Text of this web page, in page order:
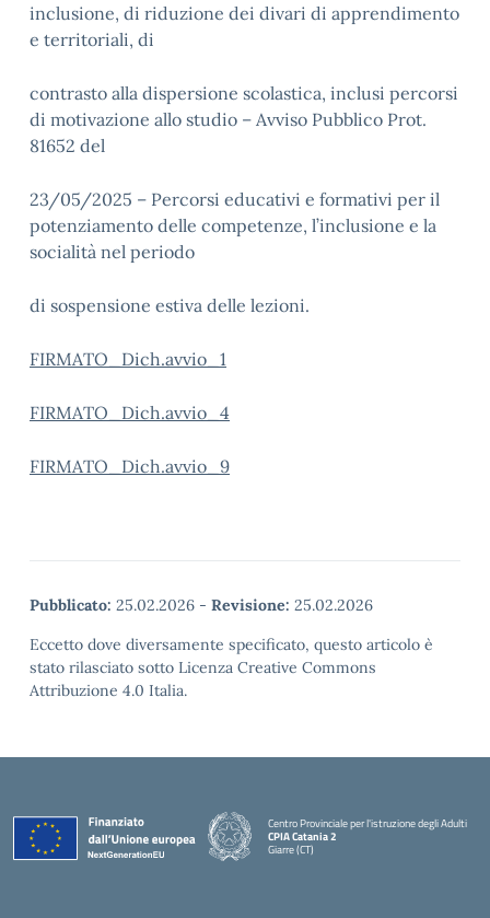
inclusione, di riduzione dei divari di apprendimento
e territoriali, di
contrasto alla dispersione scolastica, inclusi percorsi
di motivazione allo studio – Avviso Pubblico Prot.
81652 del
23/05/2025 – Percorsi educativi e formativi per il
potenziamento delle competenze, l’inclusione e la
socialità nel periodo
di sospensione estiva delle lezioni.
FIRMATO_Dich.avvio_1
FIRMATO_Dich.avvio_4
FIRMATO_Dich.avvio_9
Pubblicato: 25.02.2026 - Revisione: 25.02.2026
Eccetto dove diversamente specificato, questo articolo è
stato rilasciato sotto Licenza Creative Commons
Attribuzione 4.0 Italia.
Centro Provinciale per l'istruzione degli Adulti
CPIA Catania 2
Giarre (CT)